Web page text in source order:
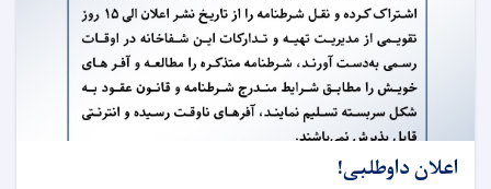
اعلان داوطلبی!